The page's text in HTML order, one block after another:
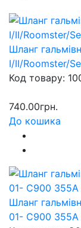
Шланг
I/II/Roomster/
Код товару:
740.00грн.
До кошика
Шланг
01- C900 355A